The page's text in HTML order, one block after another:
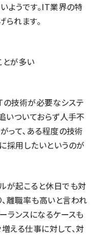
ようです。IT業界の特
れます。
が多い
の技術が必要なシステ
いついておらず人手不
って、ある程度の技術
採用したいというのが
が起こると休日でも対
離職率も高いと言われ
ランスになるケースも
える仕事に対して、対